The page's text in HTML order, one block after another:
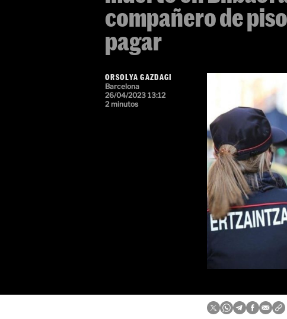
compañero de
pagar
ORSOLYA GAZDAGI
Barcelona
26/04/2023 13:12
2 minutos